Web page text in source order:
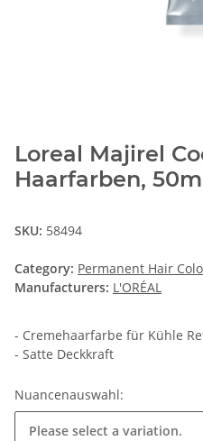
Loreal Majirel
Haarfarben,
SKU: 58494
Category: Permanent Hair
Manufacturers: L'ORÉAL
- Cremehaarfarbe für Kühle
- Satte Deckkraft
Nuancenauswahl:
Please select a variation.